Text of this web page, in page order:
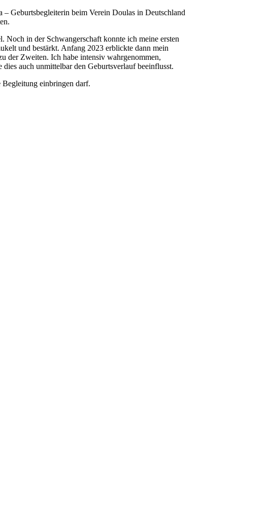
Geburtsbegleiterin beim Verein Doulas in Deutschland
Noch in der Schwangerschaft konnte ich meine ersten
und bestärkt. Anfang 2023 erblickte dann mein
der Zweiten. Ich habe intensiv wahrgenommen,
auch unmittelbar den Geburtsverlauf beeinflusst.
Begleitung einbringen darf.